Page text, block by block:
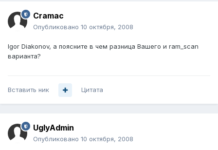
Cramac
Опубликовано 10 октября, 2008
Igor Diakonov, а поясните в чем разница Вашего и ram_scan
варианта?
Вставить ник Цитата
UglyAdmin
Опубликовано 10 октября, 2008